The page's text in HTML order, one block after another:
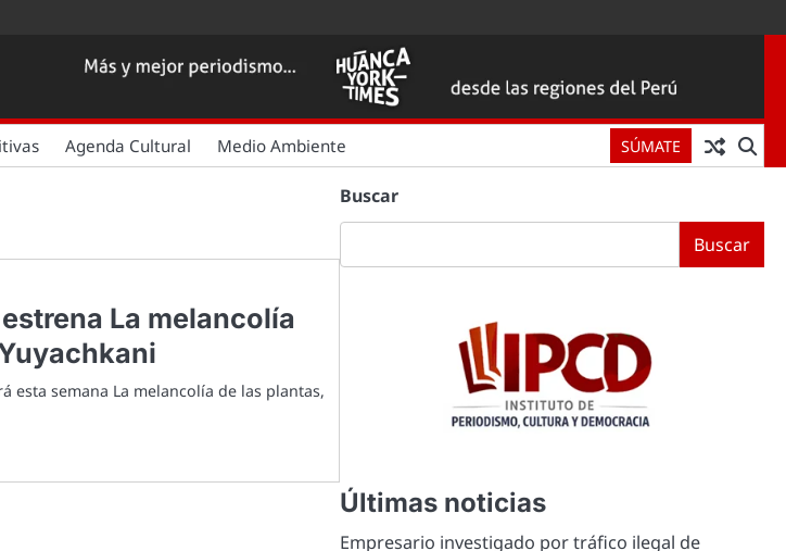
Agenda Cultural Medio Ambiente SÚMATE
La melancolía
esta semana La melancolía de las plantas,
Buscar
Buscar
Últimas noticias
Empresario investigado por tráfico ilegal de